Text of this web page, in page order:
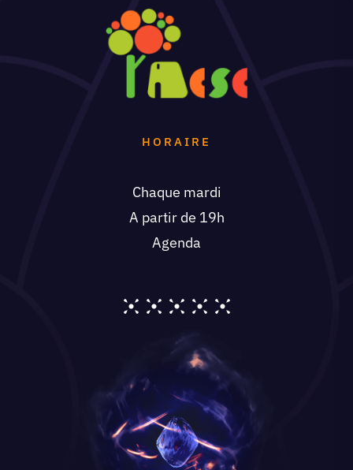
HORAIRE
Chaque mardi
A partir de 19h
Agenda